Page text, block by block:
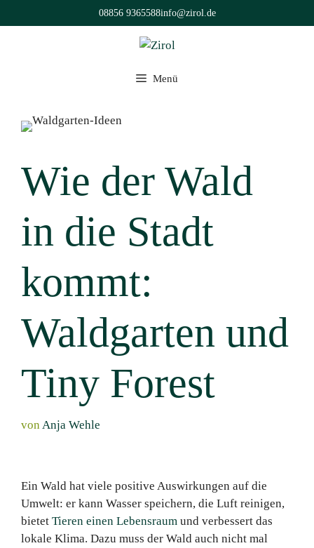
Inhalt
08856 9365588info@zirol.de
Menü
Wie der Wald
in die Stadt
kommt:
Waldgarten und
Tiny Forest
von Anja Wehle
Ein Wald hat viele positive Auswirkungen auf die
Umwelt: er kann Wasser speichern, die Luft reinigen,
bietet Tieren einen Lebensraum und verbessert das
lokale Klima. Dazu muss der Wald auch nicht mal